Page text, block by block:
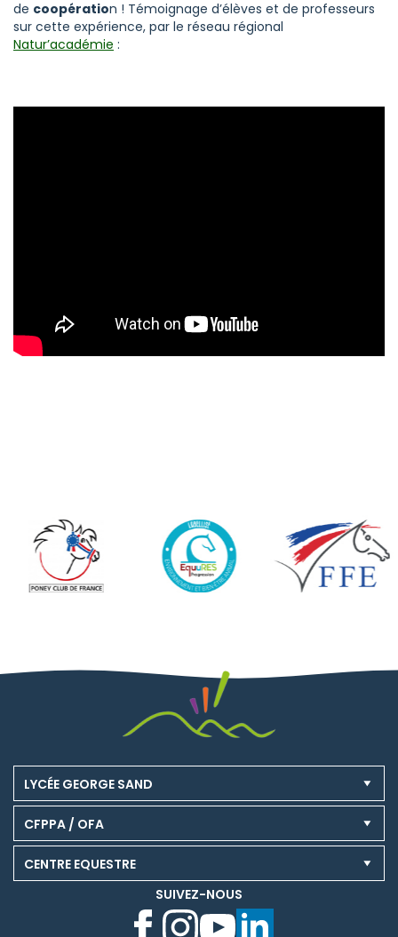
de coopération ! Témoignage d’élèves et de professeurs
sur cette expérience, par le réseau régional
Natur’académie :
LYCÉE GEORGE SAND
CFPPA / OFA
CENTRE EQUESTRE
SUIVEZ-NOUS